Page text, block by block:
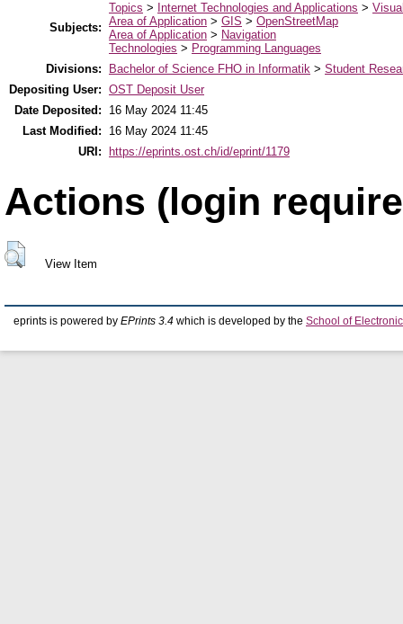
Subjects:
Topics > Internet Technologies and Applications >
Area of Application > GIS > OpenStreetMap
Area of Application > Navigation
Technologies > Programming Languages
Divisions:
Bachelor of Science FHO in Informatik > Student
Depositing User: OST Deposit User
Date Deposited:
16 May 2024 11:45
Last Modified:
16 May 2024 11:45
URI:
https://eprints.ost.ch/id/eprint/1179
Actions (login
View Item
eprints is powered by EPrints 3.4 which is developed by the School of